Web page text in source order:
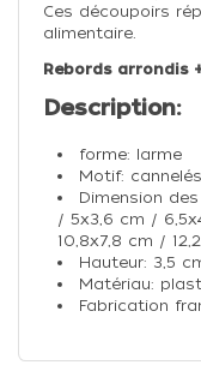
Ces découpoirs
alimentaire.
Rebords arrondis
Description:
forme: larme
Motif: cannelés
Dimension
/ 5x3,6 cm /
10,8x7,8 cm /
Hauteur: 3,5
Matériau:
Fabrication